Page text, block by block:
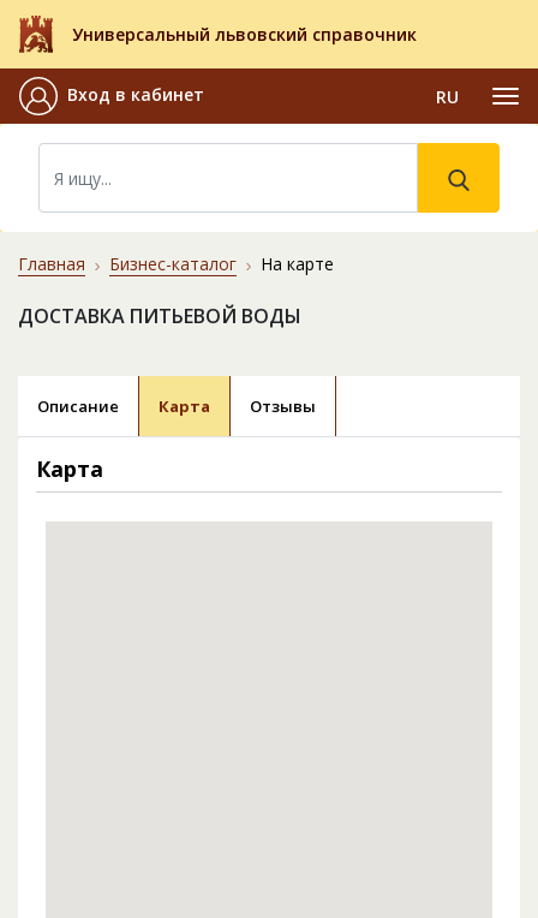
Универсальный львовский справочник
Вход в кабинет RU
Главная Бизнес-каталог На карте
ДОСТАВКА ПИТЬЕВОЙ ВОДЫ
Описание Карта Отзывы
Карта